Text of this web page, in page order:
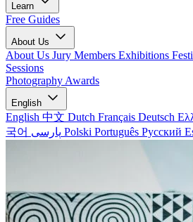
Learn
Free Guides
About Us
About Us Jury Members Exhibitions
Sessions
Photography Awards
English
English 中文 Dutch Français Deutsch
국어
Polski Português Русский